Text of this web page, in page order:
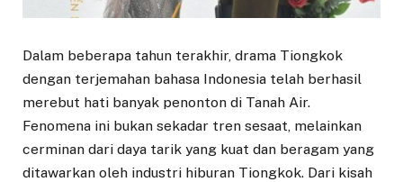
Dalam beberapa tahun terakhir, drama Tiongkok
dengan terjemahan bahasa Indonesia telah berhasil
merebut hati banyak penonton di Tanah Air.
Fenomena ini bukan sekadar tren sesaat, melainkan
cerminan dari daya tarik yang kuat dan beragam yang
ditawarkan oleh industri hiburan Tiongkok. Dari kisah